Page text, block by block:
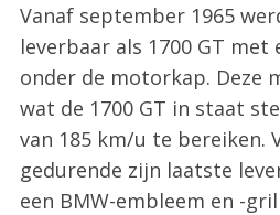
Vanaf september 1965
leverbaar als 1700 GT met
onder de motorkap. Deze
wat de 1700 GT in staat
van 185 km/u te bereiken.
gedurende zijn laatste
een BMW-embleem en -